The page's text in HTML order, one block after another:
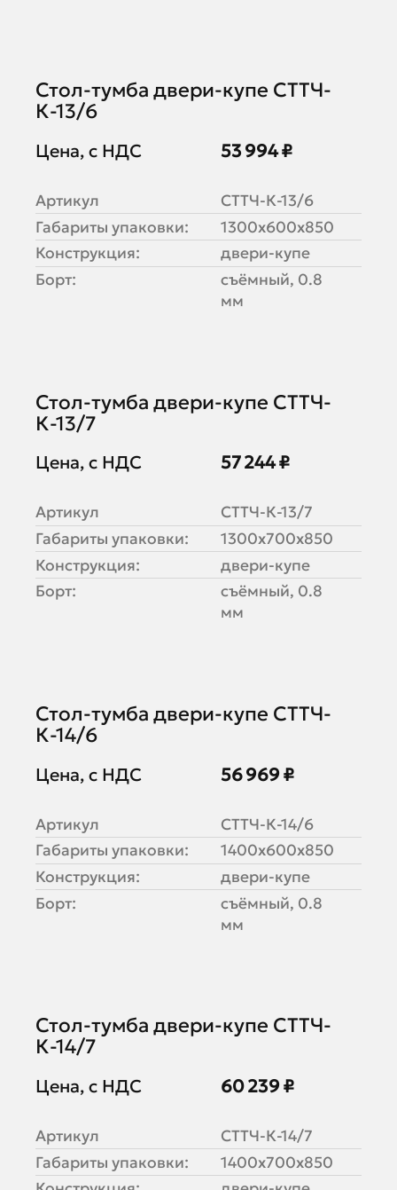
Стол-тумба двери-купе СТТЧ-
К-13/6
Цена, с НДС 53 994 ₽
Артикул
СТТЧ-К-13/6
Габариты упаковки:
1300х600х850
Конструкция:
двери-купе
Борт:
съёмный, 0.8
мм
Стол-тумба двери-купе СТТЧ-
К-13/7
Цена, с НДС 57 244 ₽
Артикул
СТТЧ-К-13/7
Габариты упаковки:
1300х700х850
Конструкция:
двери-купе
Борт:
съёмный, 0.8
мм
Стол-тумба двери-купе СТТЧ-
К-14/6
Цена, с НДС 56 969 ₽
Артикул
СТТЧ-К-14/6
Габариты упаковки:
1400х600х850
Конструкция:
двери-купе
Борт:
съёмный, 0.8
мм
Стол-тумба двери-купе СТТЧ-
К-14/7
Цена, с НДС 60 239 ₽
Артикул
СТТЧ-К-14/7
Габариты упаковки:
1400х700х850